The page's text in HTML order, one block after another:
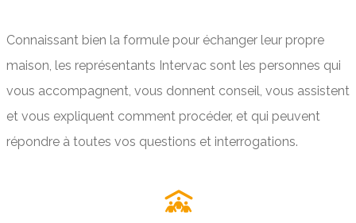
Connaissant bien la formule pour échanger leur propre
maison, les représentants Intervac sont les personnes qui
vous accompagnent, vous donnent conseil, vous assistent
et vous expliquent comment procéder, et qui peuvent
répondre à toutes vos questions et interrogations.